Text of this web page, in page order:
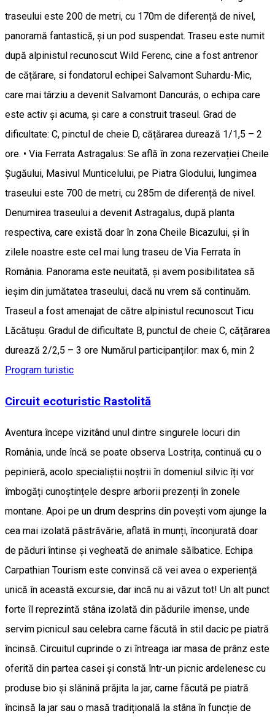
traseului este 200 de metri, cu 170m de diferență de nivel,
panoramă fantastică, și un pod suspendat. Traseu este numit
după alpinistul recunoscut Wild Ferenc, cine a fost antrenor
de cățărare, si fondatorul echipei Salvamont Suhardu-Mic,
care mai târziu a devenit Salvamont Dancurás, o echipa care
este activ și acuma, și care a construit traseul. Grad de
dificultate: C, pinctul de cheie D, cățărarea durează 1/1,5 – 2
ore. • Via Ferrata Astragalus: Se află în zona rezervației Cheile
Șugăului, Masivul Munticelului, pe Piatra Glodului, lungimea
traseului este 700 de metri, cu 285m de diferență de nivel.
Denumirea traseului a devenit Astragalus, după planta
respectiva, care există doar în zona Cheile Bicazului, și în
zilele noastre este cel mai lung traseu de Via Ferrata în
România. Panorama este neuitată, și avem posibilitatea să
ieșim din jumătatea traseului, dacă nu vrem să continuăm.
Traseul a fost amenajat de către alpinistul recunoscut Ticu
Lăcătușu. Gradul de dificultate B, punctul de cheie C, cățărarea
durează 2/2,5 – 3 ore Numărul participanților: max 6, min 2
Program turistic
Circuit ecoturistic Rastolită
Aventura începe vizitând unul dintre singurele locuri din
România, unde încă se poate observa Lostrița, continuă cu o
pepinieră, acolo specialiștii noștrii în domeniul silvic îți vor
îmbogăți cunoștințele despre arborii prezenți în zonele
montane. Apoi pe un drum desprins din povești vom ajunge la
cea mai izolată păstrăvărie, aflată în munți, înconjurată doar
de păduri întinse și vegheată de animale sălbatice. Echipa
Carpathian Tourism este convinsă că vei avea o experiență
unică în această excursie, dar incă nu ai văzut tot! Un alt punct
forte îl reprezintă stâna izolată din pădurile imense, unde
servim picnicul sau celebra carne făcută în stil dacic pe piatră
încinsă. Circuitul cuprinde o zi întreaga iar masa de prânz este
oferită din partea casei și constă într-un picnic ardelenesc cu
produse bio și slănină prăjita la jar, carne făcută pe piatră
încinsă la jar sau o masă tradițională la stâna în funcție de